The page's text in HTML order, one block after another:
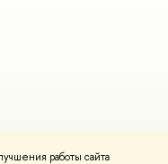
работы сайта